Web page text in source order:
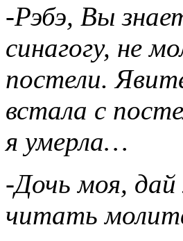
-Рэбэ, Вы
синагогу, не
постели.
встала с
я умерла…
-Дочь моя, дай
читать